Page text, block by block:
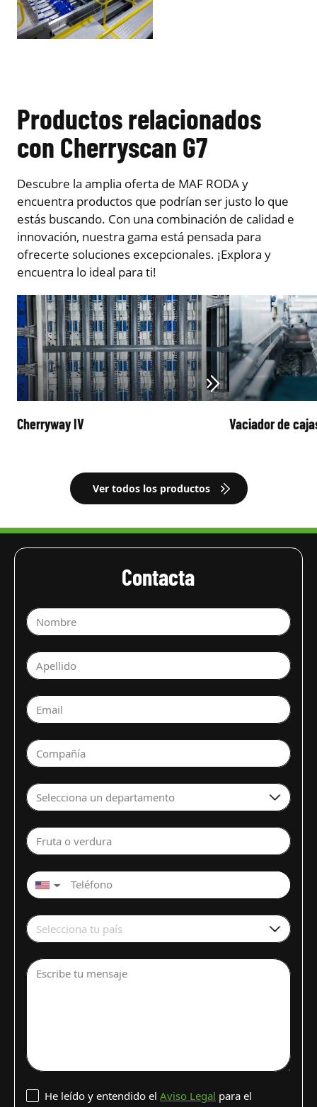
Productos relacionados
con Cherryscan G7
Descubre la amplia oferta de MAF RODA y
encuentra productos que podrían ser justo lo que
estás buscando. Con una combinación de calidad e
innovación, nuestra gama está pensada para
ofrecerte soluciones excepcionales. ¡Explora y
encuentra lo ideal para ti!
Cherryway IV Vaciador de
Ver todos los productos
Contacta
Nombre
Apellido
Email
Compañía
Selecciona un departamento
Fruta o verdura
▼
Selecciona tu país
Escribe tu mensaje
He leído y entendido el Aviso Legal para el